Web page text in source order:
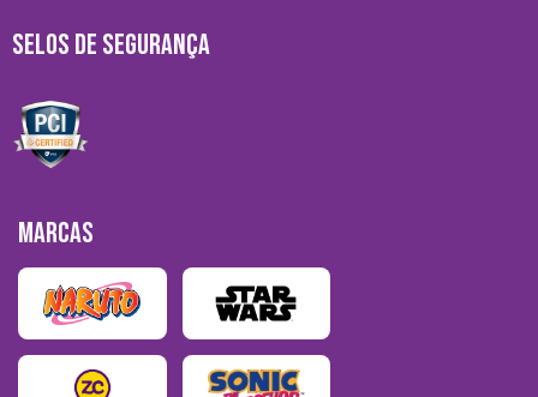
SELOS DE SEGURANÇA
MARCAS